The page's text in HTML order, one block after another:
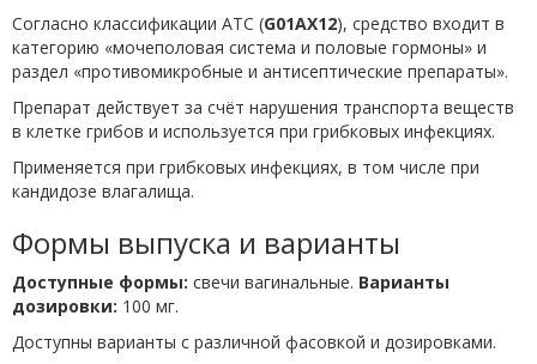
Согласно классификации ATC (G01AX12), средство входит в
категорию «мочеполовая система и половые гормоны» и
раздел «противомикробные и антисептические препараты».
Препарат действует за счёт нарушения транспорта веществ
в клетке грибов и используется при грибковых инфекциях.
Применяется при грибковых инфекциях, в том числе при
кандидозе влагалища.
Формы выпуска и варианты
Доступные формы: свечи вагинальные. Варианты
дозировки: 100 мг.
Доступны варианты с различной фасовкой и дозировками.